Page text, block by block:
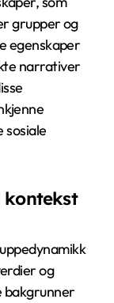
grupper og
egenskaper
narrativer
sosiale
og
bakgrunner